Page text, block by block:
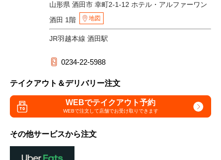
山形県 酒田市 幸町2-1-12 ホテル・アルファーワン
酒田 1階
地図
JR羽越本線 酒田駅
0234-22-5988
テイクアウト＆デリバリー注文
WEBでテイクアウト予約
WEBで注文して店舗でお受け取りできます
その他サービスから注文